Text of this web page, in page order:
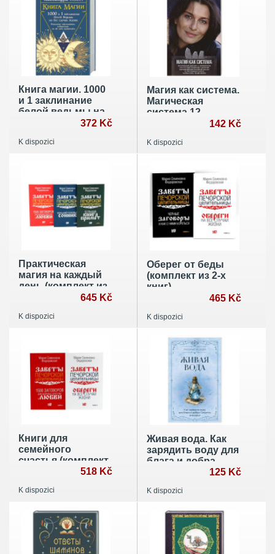
Книга магии. 1000
и 1 заклинание
белой ведьмы на
все случаи жизни.
заклинания,
372 Kč
K dispozici
Магия как система.
Магическая
система 12
первооснов. Круги
сознания
142 Kč
K dispozici
Практическая
магия на каждый
день (комплект из
645 Kč
K dispozici
Оберег от беды
(комплект из 2-х
книг)
465 Kč
K dispozici
Книги для
семейного
счастья (комплект
518 Kč
K dispozici
Живая вода. Как
зарядить воду для
блага и добра.
Секреты знахарки
125 Kč
K dispozici